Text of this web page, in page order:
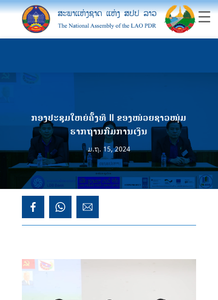
ກອງປະຊຸມໃຫຍ່ຄັ້ງທີ II ຂອງໜ່ວຍຊາວໜຸ່ມ
ຮາກຖານກົມການເງິນ
ມ.ຖ. 15, 2024